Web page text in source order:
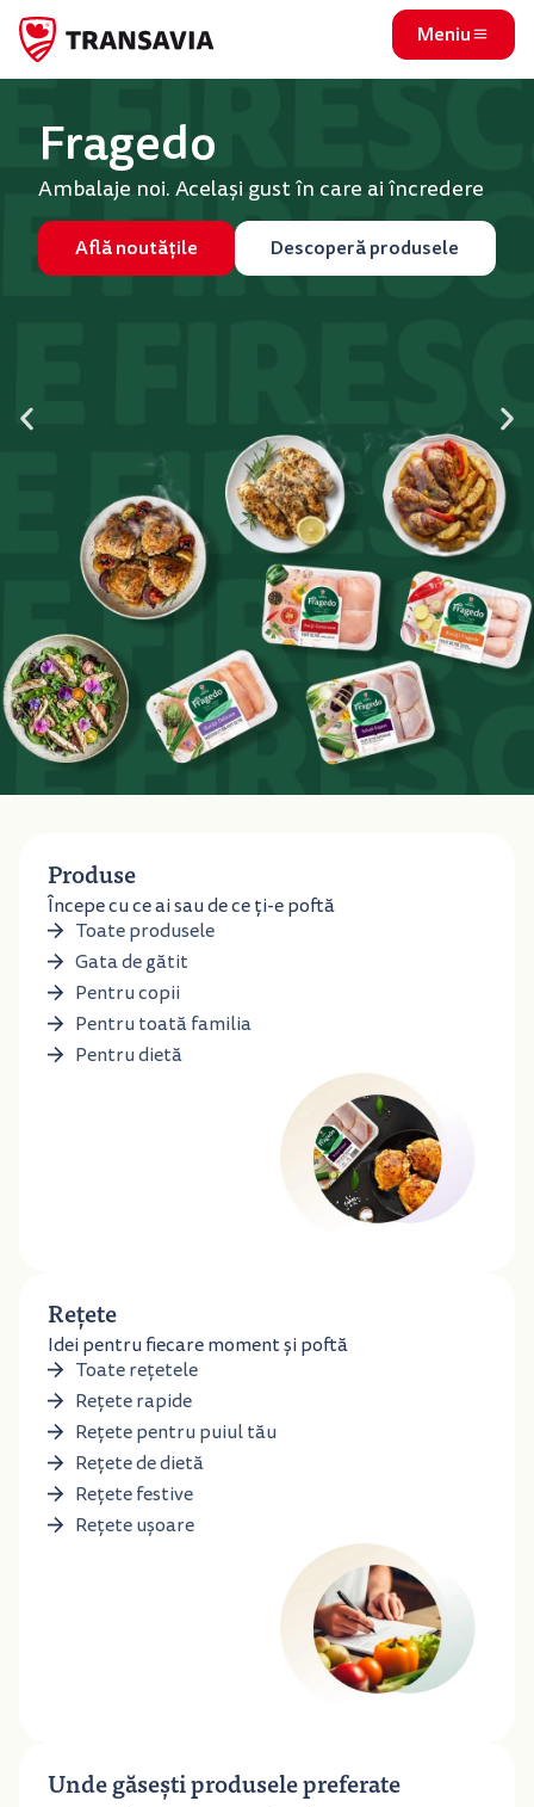
Meniu
Fragedo
Ambalaje noi. Același gust în care ai încredere
Află noutățile Descoperă produsele
Produse
Începe cu ce ai sau de ce ți-e poftă
Toate produsele
Gata de gătit
Pentru copii
Pentru toată familia
Pentru dietă
Rețete
Idei pentru fiecare moment și poftă
Toate rețetele
Rețete rapide
Rețete pentru puiul tău
Rețete de dietă
Rețete festive
Rețete ușoare
Unde găsești produsele preferate